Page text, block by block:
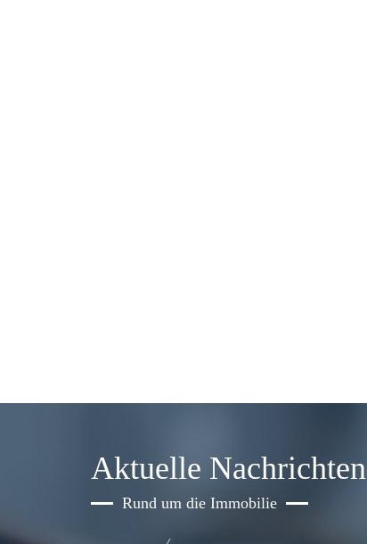
Aktuelle Nachrichten
Rund um die Immobilie